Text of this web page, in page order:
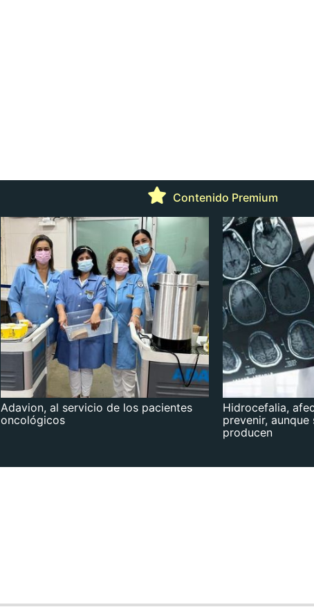
Contenido Premium
Adavion, al servicio de los pacientes
oncológicos
Hidrocefalia,
prevenir, aunque
producen